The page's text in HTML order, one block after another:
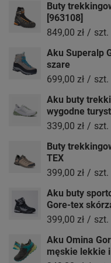
Buty
[963108]
849,00 zł / szt.
Aku Superalp
szare
699,00 zł / szt.
Aku buty
wygodne
339,00 zł / szt.
Buty
TEX
399,00 zł / szt.
Aku buty
Gore-tex
399,00 zł / szt.
Aku Omina
męskie lekkie